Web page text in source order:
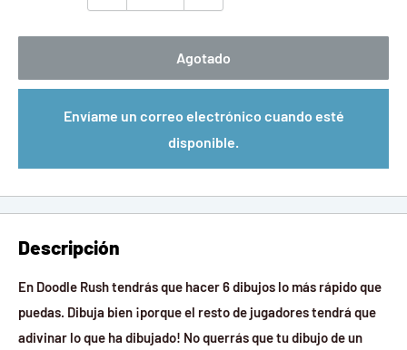
Agotado
Envíame un correo electrónico cuando esté
disponible.
Descripción
En Doodle Rush tendrás que hacer 6 dibujos lo más rápido que
puedas. Dibuja bien ¡porque el resto de jugadores tendrá que
adivinar lo que ha dibujado! No querrás que tu dibujo de un